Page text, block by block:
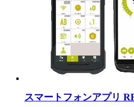
スマートフォンアプリ